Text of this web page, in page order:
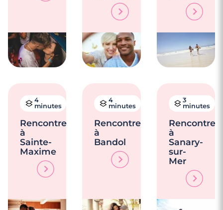
4
minutes
Rencontre
à
Sainte-
Maxime
4
minutes
Rencontre
à
Bandol
3
minutes
Rencontre
à
Sanary-
sur-
Mer